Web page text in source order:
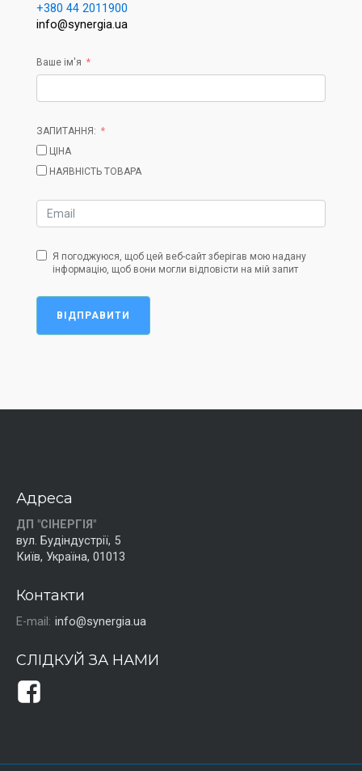
+380 44 2011900
info@synergia.ua
Ваше ім'я
ЗАПИТАННЯ:
ЦІНА
НАЯВНІСТЬ ТОВАРА
Я погоджуюся, щоб цей веб-сайт зберігав мою надану
інформацію, щоб вони могли відповісти на мій запит
ВІДПРАВИТИ
Адреса
ДП "СІНЕРГІЯ"
вул. Будіндустрії, 5
Київ, Україна, 01013
Контакти
E-mail: info@synergia.ua
СЛІДКУЙ ЗА НАМИ